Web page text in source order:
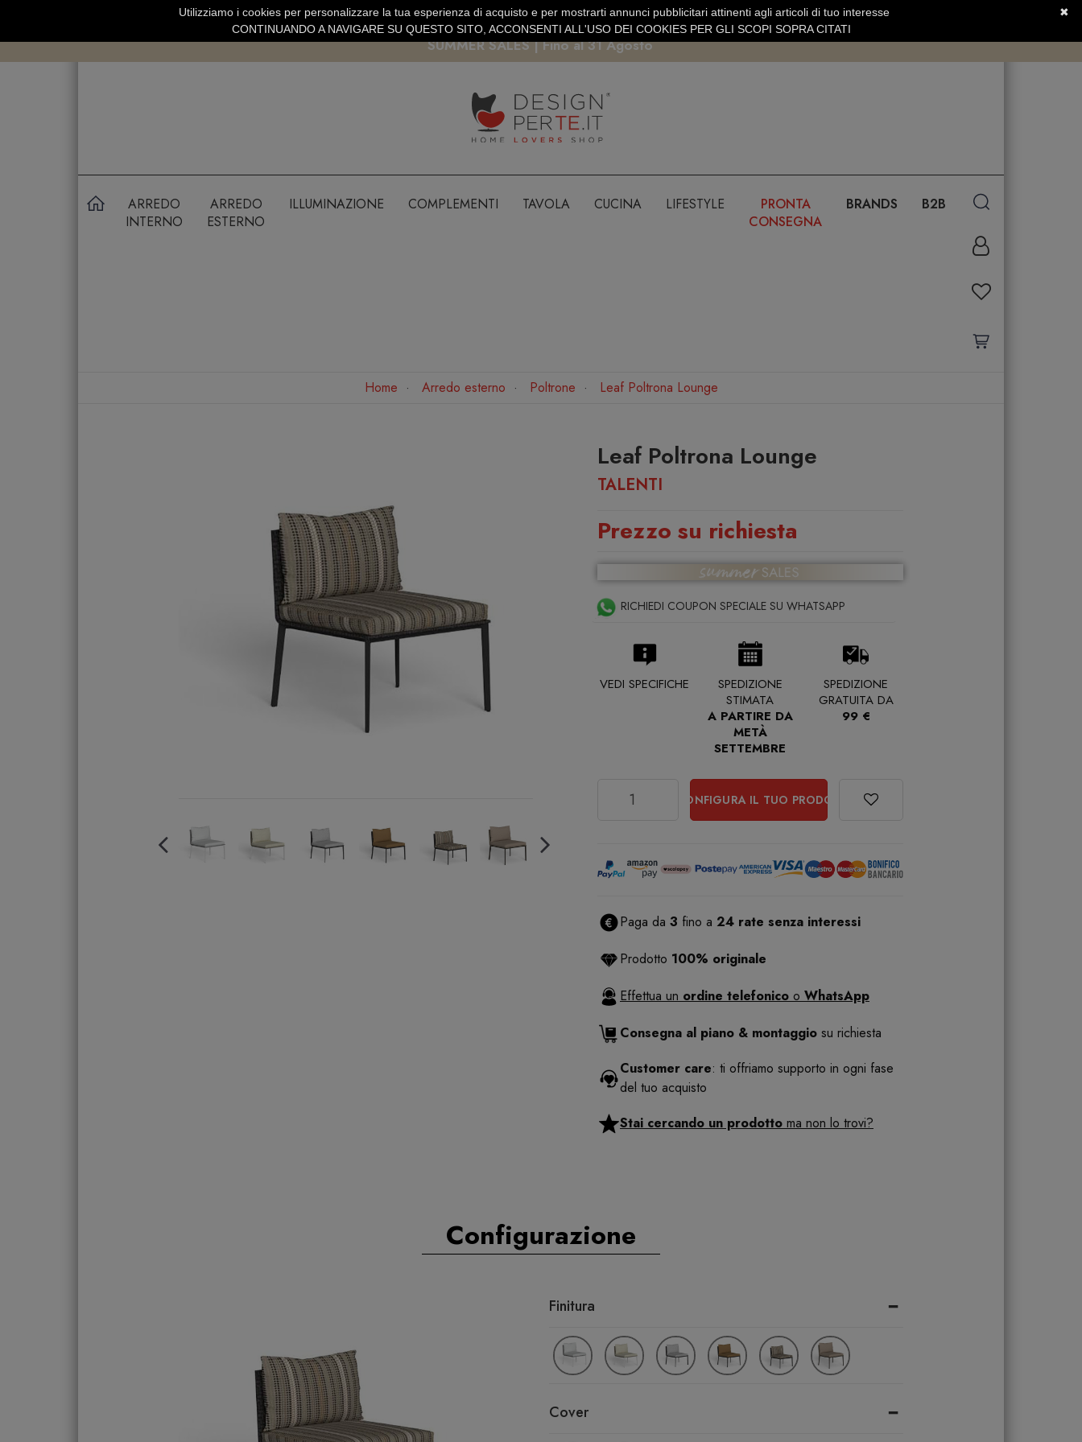
SPEDIZIONE GRATUITA SOPRA 99 EURO PAGAMENTO SICURO PAYPAL · CARTA DI CREDITO SERVIZIO CLIENTI +39.0773.470.562
SUMMER SALES | Fino al 31 Agosto
ARREDO
INTERNO
ARREDO
ESTERNO
ILLUMINAZIONE COMPLEMENTI TAVOLA CUCINA LIFESTYLE
PRONTA
CONSEGNA
BRANDS B2B
Home Arredo esterno Poltrone Leaf Poltrona Lounge
Leaf Poltrona Lounge
TALENTI
Prezzo su richiesta
RICHIEDI COUPON SPECIALE SU WHATSAPP
VEDI SPECIFICHE
SPEDIZIONE
STIMATA
A PARTIRE DA
METÀ
SETTEMBRE
SPEDIZIONE
GRATUITA DA
99 €
CONFIGURA IL TUO PRODOTTO
Paga da 3 fino a 24 rate senza interessi
Prodotto 100% originale
Effettua un ordine telefonico o WhatsApp
Consegna al piano & montaggio su richiesta
Customer care: ti offriamo supporto in ogni fase
del tuo acquisto
Stai cercando un prodotto ma non lo trovi?
Configurazione
Finitura -
Cover -
✖
Utilizziamo i cookies per personalizzare la tua esperienza di acquisto e per mostrarti annunci pubblicitari attinenti agli articoli di tuo interesse
CONTINUANDO A NAVIGARE SU QUESTO SITO, ACCONSENTI ALL'USO DEI COOKIES PER GLI SCOPI SOPRA CITATI